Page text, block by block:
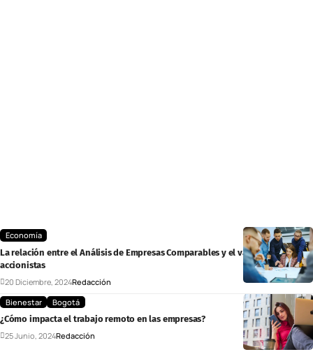
Economía
La relación entre el Análisis de Empresas Comparables y el valor para los
accionistas
20 Diciembre, 2024Redacción
Bienestar
Bogotá
¿Cómo impacta el trabajo remoto en las empresas?
25 Junio, 2024Redacción